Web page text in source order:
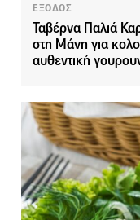
ΕΞΟΔΟΣ
Ταβέρνα Παλιά
στη Μάνη για
αυθεντική